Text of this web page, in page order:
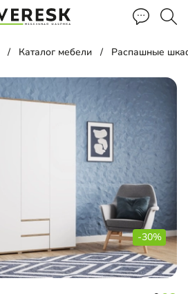
Каталог мебели Распашные
-30%